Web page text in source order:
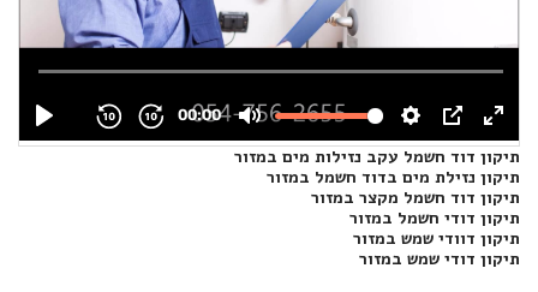
תיקון דוד חשמל עקב נזילות מים במזור
תיקון נזילת מים בדוד חשמל במזור
תיקון דוד חשמל מקצר במזור
תיקון דודי חשמל במזור
תיקון דוודי שמש במזור
תיקון דודי שמש במזור